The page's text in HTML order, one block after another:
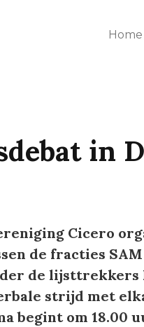
Home
in
Cicero
de fracties
de lijsttrekkers
strijd met
begint om 18.00